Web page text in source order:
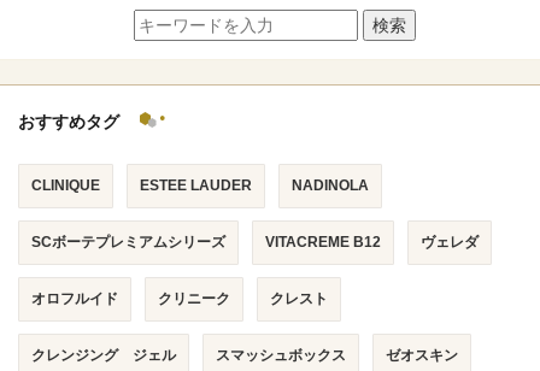
検索
おすすめタグ
CLINIQUE ESTEE LAUDER NADINOLA
SCボーテプレミアムシリーズ VITACREME B12 ヴェレダ
オロフルイド クリニーク クレスト
クレンジング ジェル スマッシュボックス ゼオスキン